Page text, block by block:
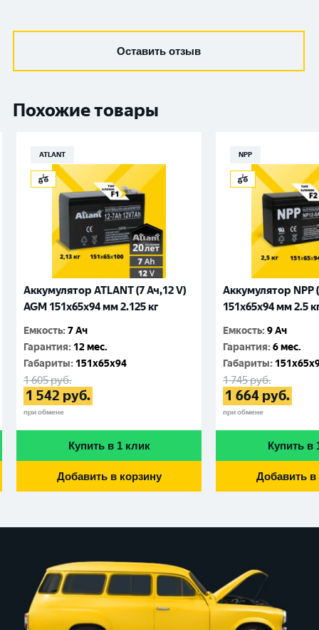
Оставить отзыв
Похожие товары
ATLANT
Аккумулятор ATLANT (7 Ач,12 V)
AGM 151x65x94 мм 2.125 кг
Емкость:7 Ач
Гарантия: 12 мес.
Габариты: 151x65x94
1 605руб.
1 542 руб.
при обмене
Купить в 1 клик
Добавить в корзину
NPP
Аккумулятор NPP
151x65x94 мм 2.5
Емкость:9 Ач
Гарантия:6 мес.
Габариты:
1 745руб.
1 664 руб.
при обмене
Купить в
Добавить в